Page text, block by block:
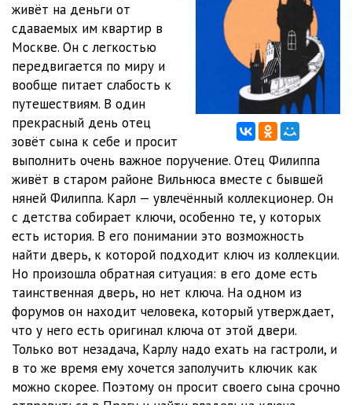
010_Ключ из желтого металла_ 24:03
011_Ключ из желтого металла_ 27:03
012_Ключ из желтого металла_ 24:07
013_Ключ из желтого металла_ 25:58
014_Ключ из желтого металла_
015_Ключ из желтого металла_ 26:23
016_Ключ из желтого металла_ 25:25
017_Ключ из желтого металла_
018_Ключ из желтого металла_ 24:34
019_Ключ из желтого металла_
020_Ключ из желтого металла_
021_Ключ из желтого металла_ 25:10
022_Ключ из желтого металла_ 31:14
живёт на деньги от
сдаваемых им квартир в
Москве. Он с легкостью
передвигается по миру и
вообще питает слабость к
путешествиям. В один
прекрасный день отец
зовёт сына к себе и просит
выполнить очень важное поручение. Отец Филиппа
живёт в старом районе Вильнюса вместе с бывшей
няней Филиппа. Карл — увлечённый коллекционер. Он
с детства собирает ключи, особенно те, у которых
есть история. В его понимании это возможность
найти дверь, к которой подходит ключ из коллекции.
Но произошла обратная ситуация: в его доме есть
таинственная дверь, но нет ключа. На одном из
форумов он находит человека, который утверждает,
что у него есть оригинал ключа от этой двери.
Только вот незадача, Карлу надо ехать на гастроли, и
в то же время ему хочется заполучить ключик как
можно скорее. Поэтому он просит своего сына срочно